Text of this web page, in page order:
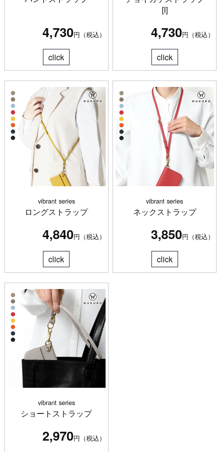
4,730円（税込）
click
[I]
4,730円（税込）
click
vibrant series
ロングストラップ
4,840円（税込）
click
vibrant series
ネックストラップ
3,850円（税込）
click
vibrant series
ショートストラップ
2,970円（税込）